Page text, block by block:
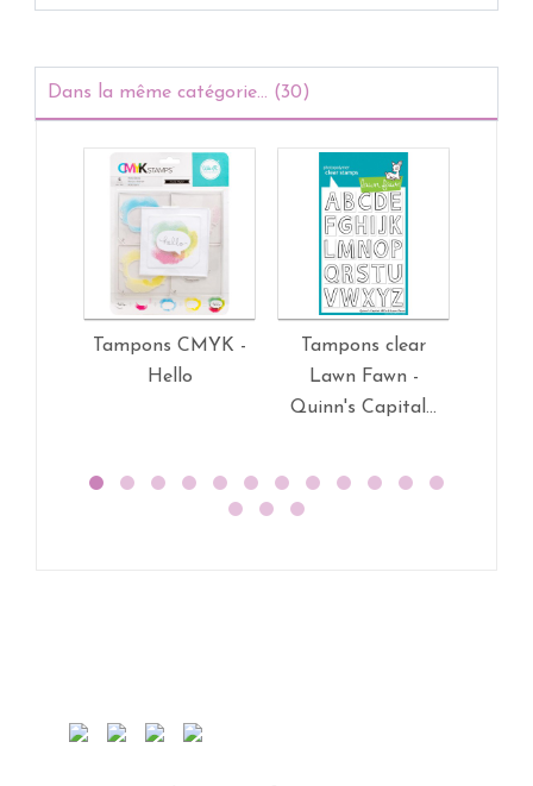
Dans la même catégorie... (30)
Tampons CMYK -
Hello
Tampons clear
Lawn Fawn -
Quinn's Capital...